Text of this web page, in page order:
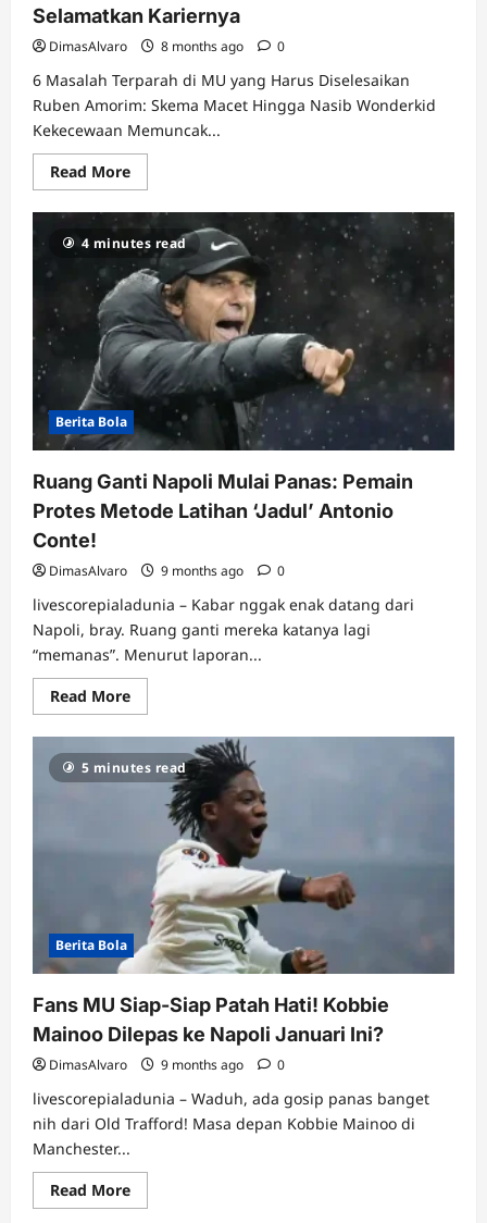
Selamatkan Kariernya
DimasAlvaro 8 months ago 0
6 Masalah Terparah di MU yang Harus Diselesaikan
Ruben Amorim: Skema Macet Hingga Nasib Wonderkid
Kekecewaan Memuncak...
Read MoreRead
more
Krisis
Setan
Merah!
6
Masalah
Besar
di
MU
yang
Harus
Diselesaikan
Amorim,
Demi
Selamatkan
Kariernya
4 minutes read
Berita Bola
Ruang Ganti Napoli Mulai Panas: Pemain
Protes Metode Latihan ‘Jadul’ Antonio
Conte!
DimasAlvaro 9 months ago 0
livescorepialadunia – Kabar nggak enak datang dari
Napoli, bray. Ruang ganti mereka katanya lagi
“memanas”. Menurut laporan...
Read MoreRead
more
Ruang
Ganti
Napoli
Mulai
Panas:
Pemain
Protes
Metode
Latihan
‘Jadul’
Antonio
Conte!
5 minutes read
Berita Bola
Fans MU Siap-Siap Patah Hati! Kobbie
Mainoo Dilepas ke Napoli Januari Ini?
DimasAlvaro 9 months ago 0
livescorepialadunia – Waduh, ada gosip panas banget
nih dari Old Trafford! Masa depan Kobbie Mainoo di
Manchester...
Read MoreRead
more